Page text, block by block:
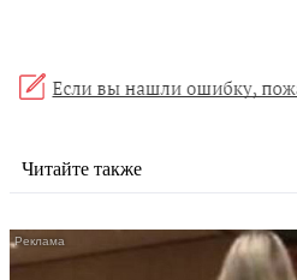
Читайте также